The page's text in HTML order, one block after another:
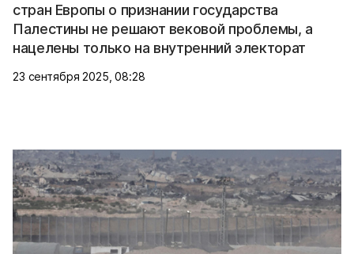
стран Европы о признании государства
Палестины не решают вековой проблемы, а
нацелены только на внутренний электорат
23 сентября 2025, 08:28